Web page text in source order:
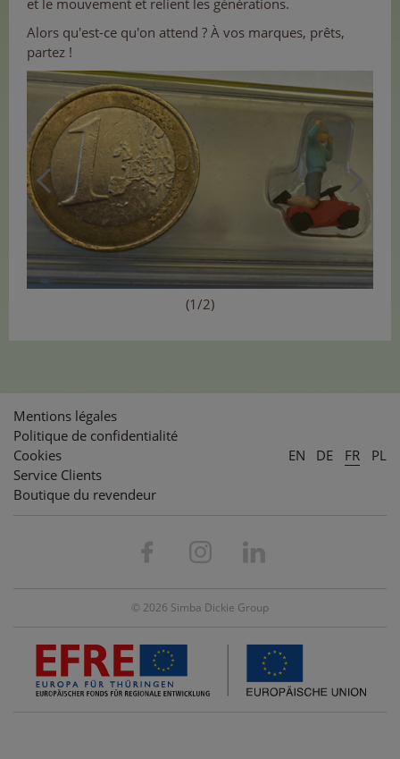
et le mouvement et relient les générations.
Alors qu'est-ce qu'on attend ? À vos marques, prêts,
partez !
(1/2)
Mentions légales
Politique de confidentialité
Cookies
Service Clients
Boutique du revendeur
EN DE FR PL
© 2026 Simba Dickie Group